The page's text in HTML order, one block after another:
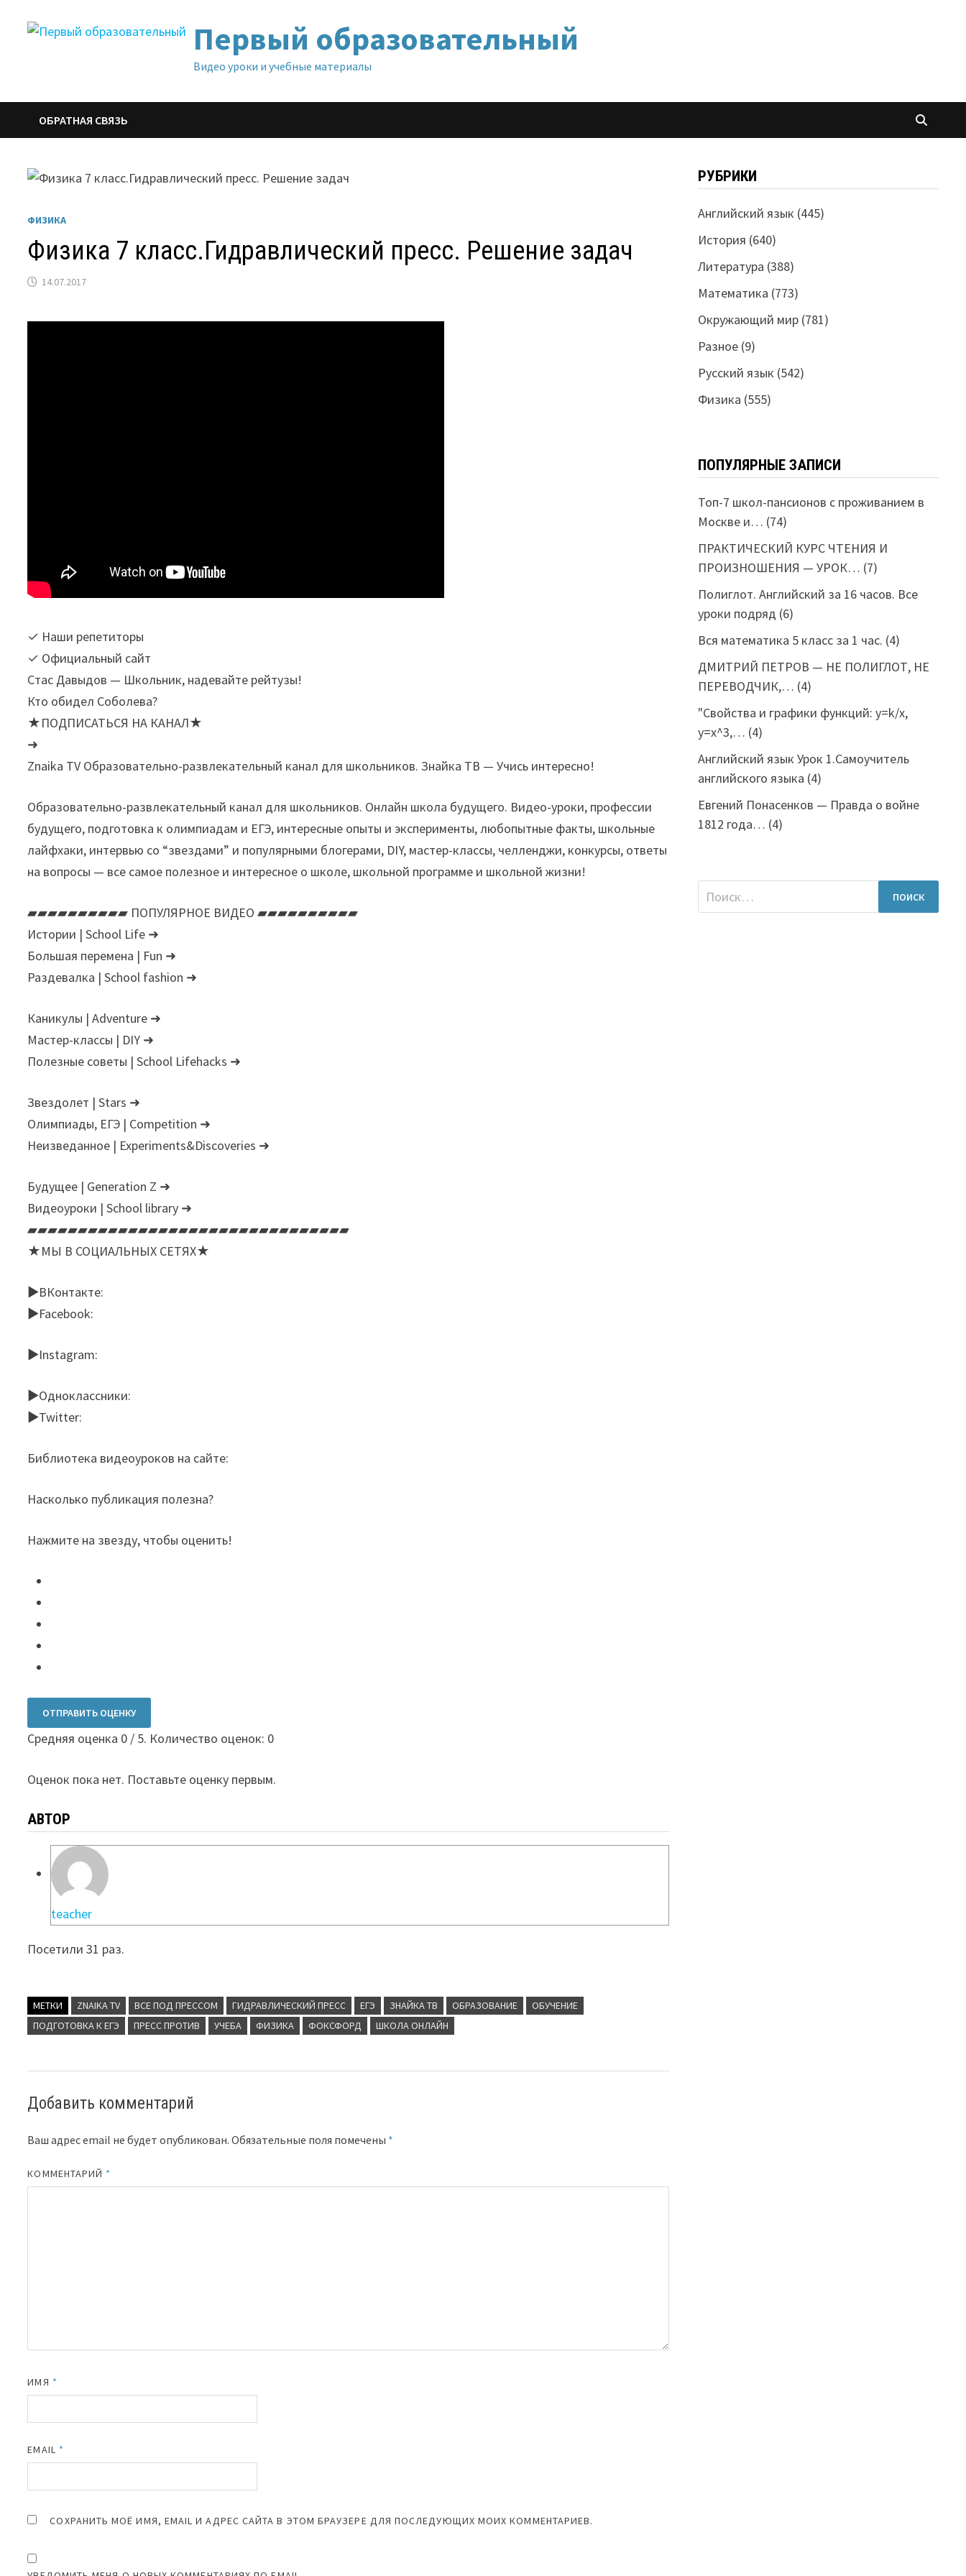
Первый образовательный
Видео уроки и учебные материалы
ОБРАТНАЯ СВЯЗЬ
ФИЗИКА
Физика 7 класс.Гидравлический пресс. Решение задач
14.07.2017
✓ Наши репетиторы
✓ Официальный сайт
Стас Давыдов — Школьник, надевайте рейтузы!
Кто обидел Соболева?
★ПОДПИСАТЬСЯ НА КАНАЛ★
➜
Znaika TV Образовательно-развлекательный канал для школьников. Знайка ТВ — Учись интересно!
Образовательно-развлекательный канал для школьников. Онлайн школа будущего. Видео-уроки, профессии
будущего, подготовка к олимпиадам и ЕГЭ, интересные опыты и эксперименты, любопытные факты, школьные
лайфхаки, интервью со “звездами” и популярными блогерами, DIY, мастер-классы, челленджи, конкурсы, ответы
на вопросы — все самое полезное и интересное о школе, школьной программе и школьной жизни!
▰▰▰▰▰▰▰▰▰▰ ПОПУЛЯРНОЕ ВИДЕО ▰▰▰▰▰▰▰▰▰▰
Истории | School Life ➜
Большая перемена | Fun ➜
Раздевалка | School fashion ➜
Каникулы | Adventure ➜
Мастер-классы | DIY ➜
Полезные советы | School Lifehacks ➜
Звездолет | Stars ➜
Олимпиады, ЕГЭ | Сompetition ➜
Неизведанное | Experiments&Discoveries ➜
Будущее | Generation Z ➜
Видеоуроки | School library ➜
▰▰▰▰▰▰▰▰▰▰▰▰▰▰▰▰▰▰▰▰▰▰▰▰▰▰▰▰▰▰▰▰
★МЫ В СОЦИАЛЬНЫХ СЕТЯХ★
►ВКонтакте:
►Facebook:
►Instagram:
►Одноклассники:
►Twitter:
Библиотека видеоуроков на сайте:
Насколько публикация полезна?
Нажмите на звезду, чтобы оценить!
ОТПРАВИТЬ ОЦЕНКУ
Средняя оценка 0 / 5. Количество оценок: 0
Оценок пока нет. Поставьте оценку первым.
АВТОР
teacher
Посетили 31 раз.
МЕТКИ ZNAIKA TV ВСЕ ПОД ПРЕССОМ ГИДРАВЛИЧЕСКИЙ ПРЕСС ЕГЭ ЗНАЙКА ТВ ОБРАЗОВАНИЕ
ОБУЧЕНИЕ
ПОДГОТОВКА К ЕГЭ
ПРЕСС ПРОТИВ УЧЕБА ФИЗИКА ФОКСФОРД ШКОЛА ОНЛАЙН
Добавить комментарий
Ваш адрес email не будет опубликован. Обязательные поля помечены *
КОММЕНТАРИЙ *
ИМЯ *
EMAIL *
СОХРАНИТЬ МОЁ ИМЯ, EMAIL И АДРЕС САЙТА В ЭТОМ БРАУЗЕРЕ ДЛЯ ПОСЛЕДУЮЩИХ МОИХ КОММЕНТАРИЕВ.
РУБРИКИ
Английский язык (445)
История (640)
Литература (388)
Математика (773)
Окружающий мир(781)
Разное(9)
Русский язык (542)
Физика (555)
ПОПУЛЯРНЫЕ ЗАПИСИ
Топ-7 школ-пансионов с проживанием в
Москве и… (74)
ПРАКТИЧЕСКИЙ КУРС ЧТЕНИЯ И
ПРОИЗНОШЕНИЯ — УРОК… (7)
Полиглот. Английский за 16 часов. Все
уроки подряд (6)
Вся математика 5 класс за 1 час. (4)
ДМИТРИЙ ПЕТРОВ — НЕ ПОЛИГЛОТ, НЕ
ПЕРЕВОДЧИК,… (4)
"Свойства и графики функций: y=k/x,
y=x^3,… (4)
Английский язык Урок 1.Самоучитель
английского языка (4)
Евгений Понасенков — Правда о войне
1812 года… (4)
Найти: